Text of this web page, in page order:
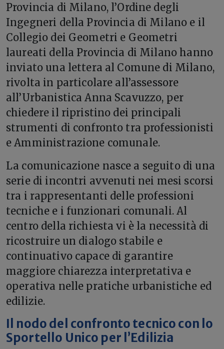
Provincia di Milano, l’Ordine degli
Ingegneri della Provincia di Milano e il
Collegio dei Geometri e Geometri
laureati della Provincia di Milano hanno
inviato una lettera al Comune di Milano,
rivolta in particolare all’assessore
all’Urbanistica Anna Scavuzzo, per
chiedere il ripristino dei principali
strumenti di confronto tra professionisti
e Amministrazione comunale.
La comunicazione nasce a seguito di una
serie di incontri avvenuti nei mesi scorsi
tra i rappresentanti delle professioni
tecniche e i funzionari comunali. Al
centro della richiesta vi è la necessità di
ricostruire un dialogo stabile e
continuativo capace di garantire
maggiore chiarezza interpretativa e
operativa nelle pratiche urbanistiche ed
edilizie.
Il nodo del confronto tecnico con lo
Sportello Unico per l’Edilizia